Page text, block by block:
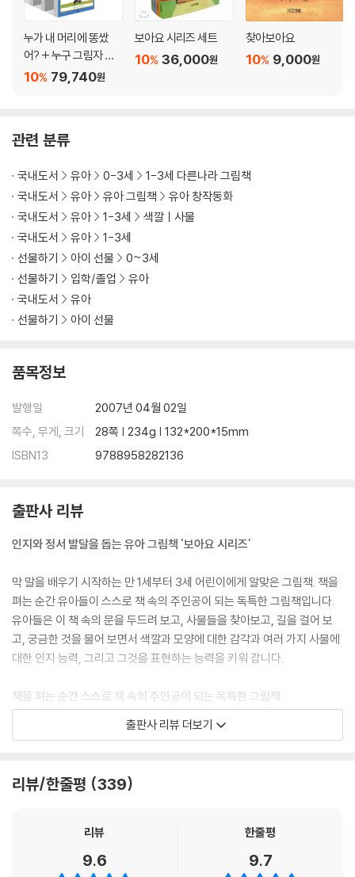
누가 내 머리에 똥쌌
어? + 누구 그림자 일
까? + 사과가 쿵! + 두
게 세트
79,740원
10%
보아요 시리즈 세트
36,000원
10%
찾아보아요
9,000원
10%
관련 분류
국내도서 유아 0-3세
1-3세 다른나라 그림책
국내도서
유아 유아 그림책
유아 창작동화
국내도서
유아 1-3세
색깔ㅣ사물
국내도서
유아
1-3세
선물하기
아이 선물
0~3세
선물하기
입학/졸업
유아
국내도서
유아
선물하기
아이 선물
품목정보
발행일
2007년 04월 02일
쪽수, 무게, 크기
28쪽 | 234g | 132*200*15mm
ISBN13
9788958282136
출판사 리뷰
인지와 정서 발달을 돕는 유아 그림책 '보아요 시리즈'
막 말을 배우기 시작하는 만 1세부터 3세 어린이에게 알맞은 그림책. 책을
펴는 순간 유아들이 스스로 책 속의 주인공이 되는 독특한 그림책입니다.
유아들은 이 책 속의 문을 두드려 보고, 사물들을 찾아보고, 길을 걸어 보
고, 궁금한 것을 물어 보면서 색깔과 모양에 대한 감각과 여러 가지 사물에
대한 인지 능력, 그리고 그것을 표현하는 능력을 키워 갑니다.
책을 펴는 순간 스스로 책 속의 주인공이 되는 독특한 그림책
막 말을 배우기 시작하는 만 1세부터 3세 어린이에게 알맞은 그림책. 책을
는 말에 대답도 하고 책 속의 주인공이 되어 책 속의 놀이를 즐기게 됩니다.
다. 유아들은 이 책 속의 문을 두드려 보고, 사물들을 찾아보고, 길을 걸어
에 대한 인지 능력, 그리고 그것을 표현하는 언어 능력을 키워 갑니다.
출판사 리뷰 더보기
리뷰/한줄평 339
리뷰
9.6
한줄평
9.7